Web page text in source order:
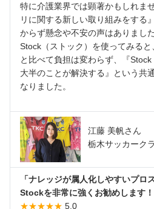
特に介護業界では顕著かもしれま
リに関する新しい取り組みをする
からず懸念や不安の声はありまし
Stock（ストック）を使ってみる
と比べて負担は変わらず、『
大半のことが解決する』という共
なりました。
江藤 美帆さん
栃木サッカーク
「ナレッジが属人化しやすいプロ
Stockを非常に強くお勧めします！
★★★★★ 5.0